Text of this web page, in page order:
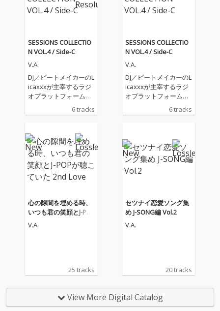
SESSIONS COLLECTIO
N VOL.4 / Side-C
V.A.
DJ／ビートメイカーのL
icaxxxが主宰するラジ
オプラットフォーム
「Tokyo Community R
adio」の育成プログラ
れたデジタルコンピレ
ーションEP『SESSION
S COLLECTION VOL.
4』。シリーズ第3作と
なる「Side-C」がリリ
ースされる。 “session
イカーなど次世代のク
リエイターたちが集
い、対話や共同制作を
通じて新たな表現を生
ラボレーション楽曲を
L.4』は、単なるコンピ
6 tracks
SESSIONS COLLECTIO
N VOL.4 / Side-C
V.A.
DJ／ビートメイカーのL
icaxxxが主宰するラジ
オプラットフォーム
「Tokyo Community R
adio」の育成プログラ
ーションEP『SESSION
S COLLECTION VOL.
4』。シリーズ第3作と
なる「Side-C」がリリ
イカーなど次世代のク
リエイターたちが集
い、対話や共同制作を
通じて新たな表現を生
ラボレーション楽曲を
L.4』は、単なるコンピ
6 tracks
心の隙間を埋める時、
いつも君の笑顔とJ-PO
Pが聴こていた 2nd Lov
V.A.
25 tracks
セツナイ恋愛ソング集
め J-SONG編 Vol.2
V.A.
20 tracks
View More Digital Catalog